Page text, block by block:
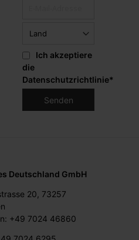
Ich akzeptiere
die
Datenschutzrichtlinie*
Deutschland GmbH
20, 73257
+49 7024 46860